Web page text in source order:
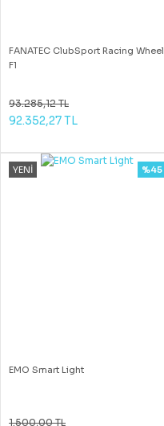
FANATEC ClubSport Racing Wheel
F1
93.285,12 TL
92.352,27 TL
YENİ
EMO Smart Light
%45
1.500,00 TL